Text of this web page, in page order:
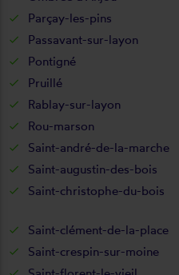
Parçay-les-pins
Passavant-sur-layon
Pontigné
Pruillé
Rablay-sur-layon
Rou-marson
Saint-andré-de-la-marche
Saint-augustin-des-bois
Saint-christophe-du-bois
Saint-clément-de-la-place
Saint-crespin-sur-moine